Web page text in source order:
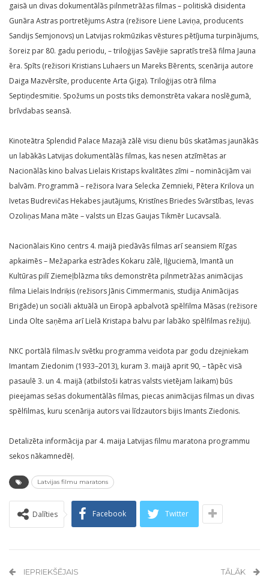
gaisā un divas dokumentālās pilnmetrāžas filmas – politiskā disidenta
Gunāra Astras portretējums Astra (režisore Liene Laviņa, producents
Sandijs Semjonovs) un Latvijas rokmūzikas vēstures pētījuma turpinājums,
šoreiz par 80. gadu periodu, – triloģijas Savējie sapratīs trešā filma Jauna
ēra. Spīts (režisori Kristians Luhaers un Mareks Bērents, scenārija autore
Daiga Mazvērsīte, producente Arta Ģiga). Triloģijas otrā filma
Septiņdesmitie. Spožums un posts tiks demonstrēta vakara noslēgumā,
brīvdabas seansā.
Kinoteātra Splendid Palace Mazajā zālē visu dienu būs skatāmas jaunākās
un labākās Latvijas dokumentālās filmas, kas nesen atzīmētas ar
Nacionālās kino balvas Lielais Kristaps kvalitātes zīmi – nominācijām vai
balvām. Programmā – režisora Ivara Selecka Zemnieki, Pētera Krilova un
Ivetas Budrevičas Hekabes jautājums, Kristīnes Briedes Svārstības, Ievas
Ozoliņas Mana māte – valsts un Elzas Gaujas Tikmēr Lucavsalā.
Nacionālais Kino centrs 4. maijā piedāvās filmas arī seansiem Rīgas
apkaimēs – Mežaparka estrādes Kokaru zālē, Iļģuciemā, Imantā un
Kultūras pilī Ziemeļblāzma tiks demonstrēta pilnmetrāžas animācijas
filma Lielais Indriķis (režisors Jānis Cimmermanis, studija Animācijas
Brigāde) un sociāli aktuālā un Eiropā apbalvotā spēlfilma Māsas (režisore
Linda Olte saņēma arī Lielā Kristapa balvu par labāko spēlfilmas režiju).
NKC portālā filmas.lv svētku programma veidota par godu dzejniekam
Imantam Ziedonim (1933–2013), kuram 3. maijā aprit 90, – tāpēc visā
pasaulē 3. un 4. maijā (atbilstoši katras valsts vietējam laikam) būs
pieejamas sešas dokumentālās filmas, piecas animācijas filmas un divas
spēlfilmas, kuru scenārija autors vai līdzautors bijis Imants Ziedonis.
Detalizēta informācija par 4. maija Latvijas filmu maratona programmu
sekos nākamnedēļ.
Latvijas filmu maratons
Dalīties Facebook Twitter
IEPRIEKŠĒJAIS TĀLĀK